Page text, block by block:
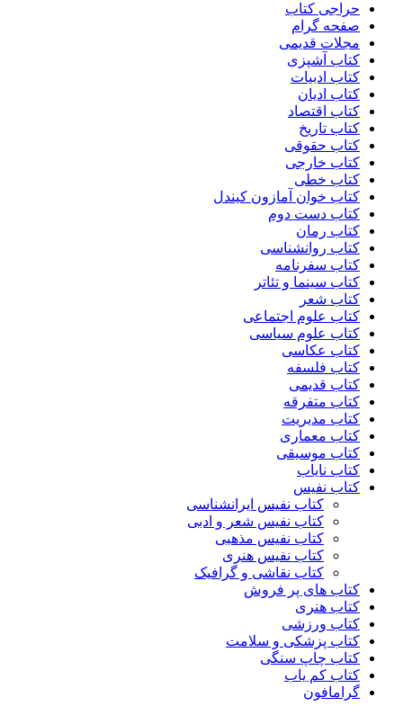
حراجی کتاب
صفحه گرام
مجلات قدیمی
کتاب آشپزی
کتاب ادبیات
کتاب ادیان
کتاب اقتصاد
کتاب تاریخ
کتاب حقوقی
کتاب خارجی
کتاب خطی
کتاب خوان آمازون کیندل
کتاب دست دوم
کتاب رمان
کتاب روانشناسی
کتاب سفرنامه
کتاب سینما و تئاتر
کتاب شعر
کتاب علوم اجتماعی
کتاب علوم سیاسی
کتاب عکاسی
کتاب فلسفه
کتاب قدیمی
کتاب متفرقه
کتاب مدیریت
کتاب معماری
کتاب موسیقی
کتاب نایاب
کتاب نفیس
کتاب نفیس ایرانشناسی
کتاب نفیس شعر و ادبی
کتاب نفیس مذهبی
کتاب نفیس هنری
کتاب نقاشی و گرافیک
کتاب های پر فروش
کتاب هنری
کتاب ورزشی
کتاب پزشکی و سلامت
کتاب چاپ سنگی
کتاب کم یاب
گرامافون